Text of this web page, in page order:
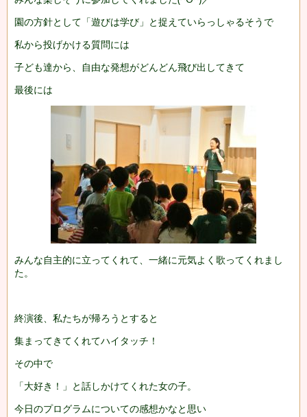
園の方針として「遊びは学び」と捉えていらっしゃるそうで
私から投げかける質問には
子ども達から、自由な発想がどんどん飛び出してきて
最後には
みんな自主的に立ってくれて、一緒に元気よく歌ってくれまし
た。
終演後、私たちが帰ろうとすると
集まってきてくれてハイタッチ！
その中で
「大好き！」と話しかけてくれた女の子。
今日のプログラムについての感想かなと思い